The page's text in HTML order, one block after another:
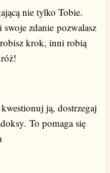
nie tylko Tobie.
zdanie pozwalasz
krok, inni robią
ją, dostrzegaj
To pomaga się